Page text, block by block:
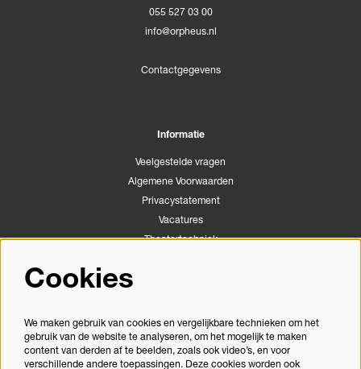
055 527 03 00
info@orpheus.nl
Contactgegevens
Informatie
Veelgestelde vragen
Algemene Voorwaarden
Privacystatement
Vacatures
Theatertechniek
Congrescentrum Orpheus
Volg ons
Cookies
We maken gebruik van cookies en vergelijkbare technieken om het
gebruik van de website te analyseren, om het mogelijk te maken
content van derden af te beelden, zoals ook video’s, en voor
verschillende andere toepassingen. Deze cookies worden ook